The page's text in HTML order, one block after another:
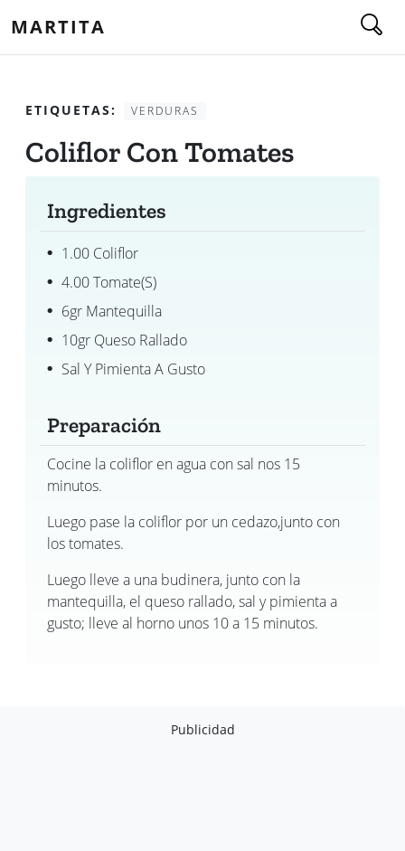
MARTITA
ETIQUETAS: VERDURAS
Coliflor Con Tomates
Ingredientes
1.00 Coliflor
4.00 Tomate(s)
6gr Mantequilla
10gr Queso Rallado
Sal Y Pimienta A Gusto
Preparación
Cocine la coliflor en agua con sal nos 15
minutos.
Luego pase la coliflor por un cedazo,junto con
los tomates.
Luego lleve a una budinera, junto con la
mantequilla, el queso rallado, sal y pimienta a
gusto; lleve al horno unos 10 a 15 minutos.
Publicidad